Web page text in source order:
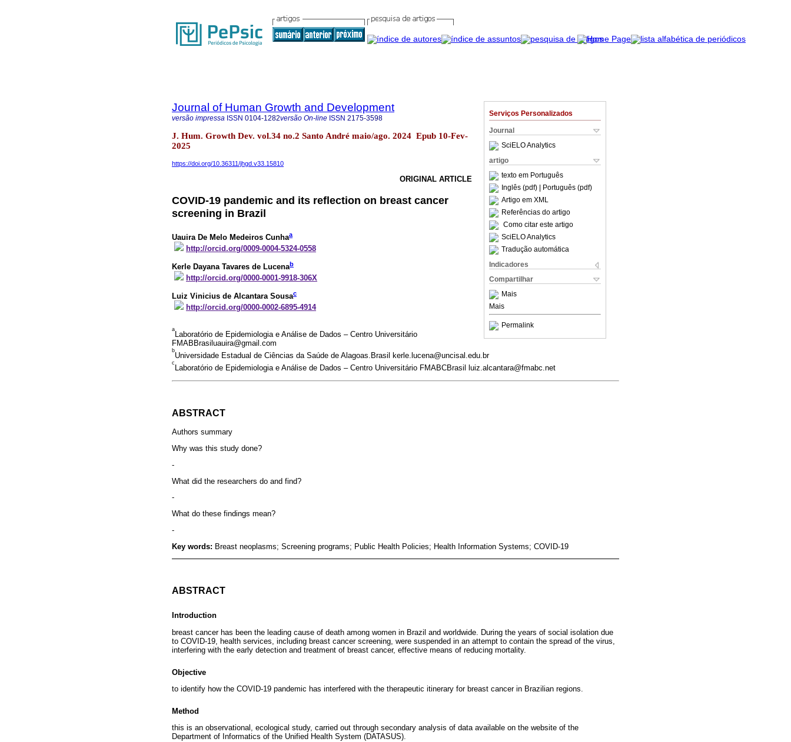
Serviços Personalizados
Journal
SciELO Analytics
artigo
texto em Português
Inglês (pdf)
| Português (pdf)
Artigo em XML
Referências do artigo
Como citar este artigo
SciELO Analytics
Tradução automática
Indicadores
Compartilhar
Mais
Mais
Permalink
Journal of Human Growth and Development
versão impressa ISSN 0104-1282versão On-line ISSN 2175-3598
J. Hum. Growth Dev. vol.34 no.2 Santo André maio/ago. 2024 Epub 10-Fev-
2025
https://doi.org/10.36311/jhgd.v33.15810
ORIGINAL ARTICLE
COVID-19 pandemic and its reflection on breast cancer
screening in Brazil
Uauira De Melo Medeiros Cunhaa
http://orcid.org/0009-0004-5324-0558
Kerle Dayana Tavares de Lucenab
http://orcid.org/0000-0001-9918-306X
Luiz Vinicius de Alcantara Sousac
http://orcid.org/0000-0002-6895-4914
a
Laboratório de Epidemiologia e Análise de Dados – Centro Universitário
FMABBrasiluauira@gmail.com
b
Universidade Estadual de Ciências da Saúde de Alagoas.Brasil kerle.lucena@uncisal.edu.br
c
Laboratório de Epidemiologia e Análise de Dados – Centro Universitário FMABCBrasil luiz.alcantara@fmabc.net
ABSTRACT
Authors summary
Why was this study done?
-
What did the researchers do and find?
-
What do these findings mean?
-
Key words: Breast neoplasms; Screening programs; Public Health Policies; Health Information Systems; COVID-19
ABSTRACT
Introduction
breast cancer has been the leading cause of death among women in Brazil and worldwide. During the years of social isolation due
to COVID-19, health services, including breast cancer screening, were suspended in an attempt to contain the spread of the virus,
interfering with the early detection and treatment of breast cancer, effective means of reducing mortality.
Objective
to identify how the COVID-19 pandemic has interfered with the therapeutic itinerary for breast cancer in Brazilian regions.
Method
this is an observational, ecological study, carried out through secondary analysis of data available on the website of the
Department of Informatics of the Unified Health System (DATASUS).